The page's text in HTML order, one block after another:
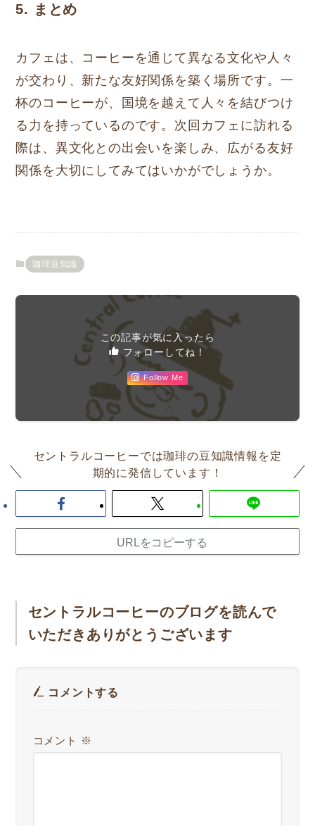
5. まとめ
カフェは、コーヒーを通じて異なる文化や人々
が交わり、新たな友好関係を築く場所です。一
杯のコーヒーが、国境を越えて人々を結びつけ
る力を持っているのです。次回カフェに訪れる
際は、異文化との出会いを楽しみ、広がる友好
関係を大切にしてみてはいかがでしょうか。
珈琲豆知識
この記事が気に入ったら
フォローしてね！
Follow Me
セントラルコーヒーでは珈琲の豆知識情報を定
期的に発信しています！
URLをコピーする
セントラルコーヒーのブログを読んで
いただきありがとうございます
コメントする
コメント ※